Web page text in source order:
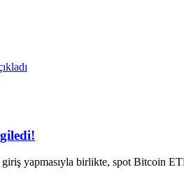
yapmasıyla birlikte, spot Bitcoin